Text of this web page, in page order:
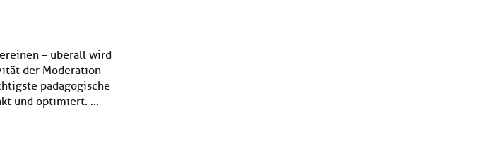
– überall wird
der Moderation
pädagogische
und optimiert. ...